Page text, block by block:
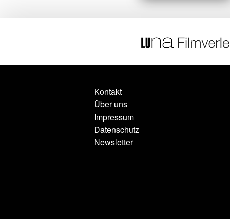
Kontakt
Über uns
Impressum
Datenschutz
Newsletter